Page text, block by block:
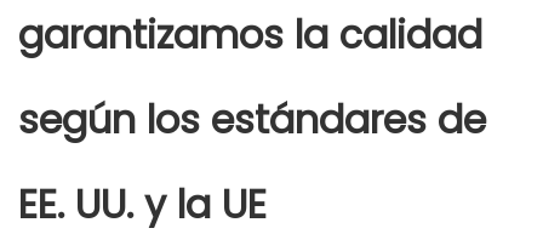
garantizamos la calidad
según los estándares de
EE. UU. y la UE